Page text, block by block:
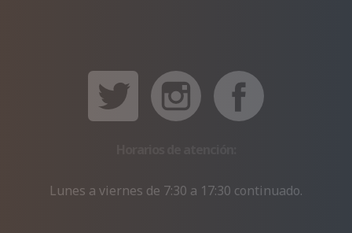
Lunes a viernes de 7:30 a 17:30 continuado.